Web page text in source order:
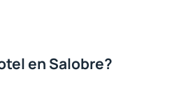
en Salobre?